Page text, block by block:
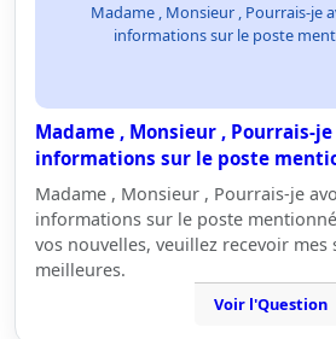
Madame , Monsieur , Pourrais-je
informations sur le poste
Madame , Monsieur , Pourrais-
informations sur le poste
Madame , Monsieur , Pourrais-je
informations sur le poste
vos nouvelles, veuillez recevoir mes
meilleures.
Voir l'Question